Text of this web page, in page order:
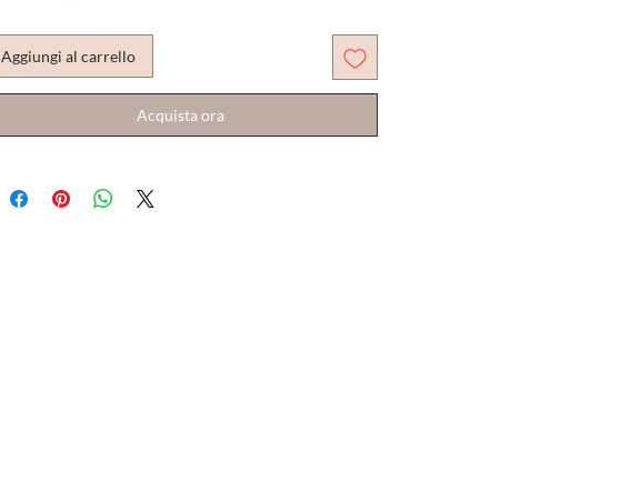
Aggiungi al carrello
Acquista ora